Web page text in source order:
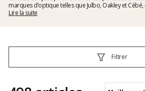
marques d’optique telles que Julbo, Oakley et
dans tous vos mouvements sans jamais vous gêner.
Lire la suite
Filtrer